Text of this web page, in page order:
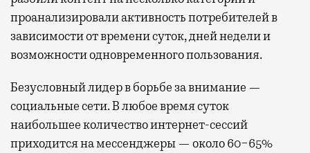
проанализировали активность потребителей в
зависимости от времени суток, дней недели и
возможности одновременного пользования.
Безусловный лидер в борьбе за внимание —
социальные сети. В любое время суток
наибольшее количество интернет-сессий
приходится на мессенджеры — около 60−65%